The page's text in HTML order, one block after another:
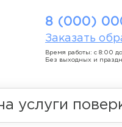
8 (000)
Заказать
Время работы: с 8:00
Без выходных и
услуги